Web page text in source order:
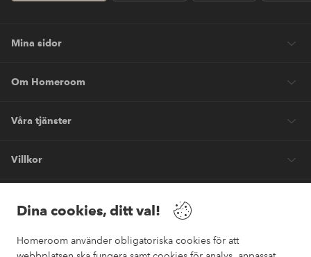
Dina cookies, ditt val!
Homeroom använder obligatoriska cookies för att
Mina sidor
Om Homeroom
Våra tjänster
Villkor